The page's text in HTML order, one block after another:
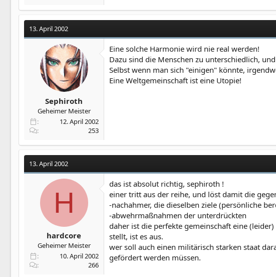
13. April 2002
Sephiroth
Geheimer Meister
12. April 2002
253
Eine solche Harmonie wird nie real werden!
Dazu sind die Menschen zu unterschiedlich,
Selbst wenn man sich "einigen" könnte,
Eine Weltgemeinschaft ist eine Utopie!
13. April 2002
H
hardcore
Geheimer Meister
10. April 2002
266
das ist absolut richtig, sephiroth !
einer tritt aus der reihe, und löst damit die
-nachahmer, die dieselben ziele (persönliche
-abwehrmaßnahmen der unterdrückten
daher ist die perfekte gemeinschaft eine
stellt, ist es aus.
wer soll auch einen militärisch starken staat
gefördert werden müssen.